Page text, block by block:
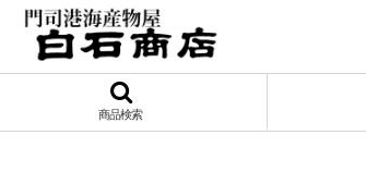
商品検索